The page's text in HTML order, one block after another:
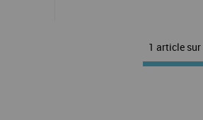
1 article sur